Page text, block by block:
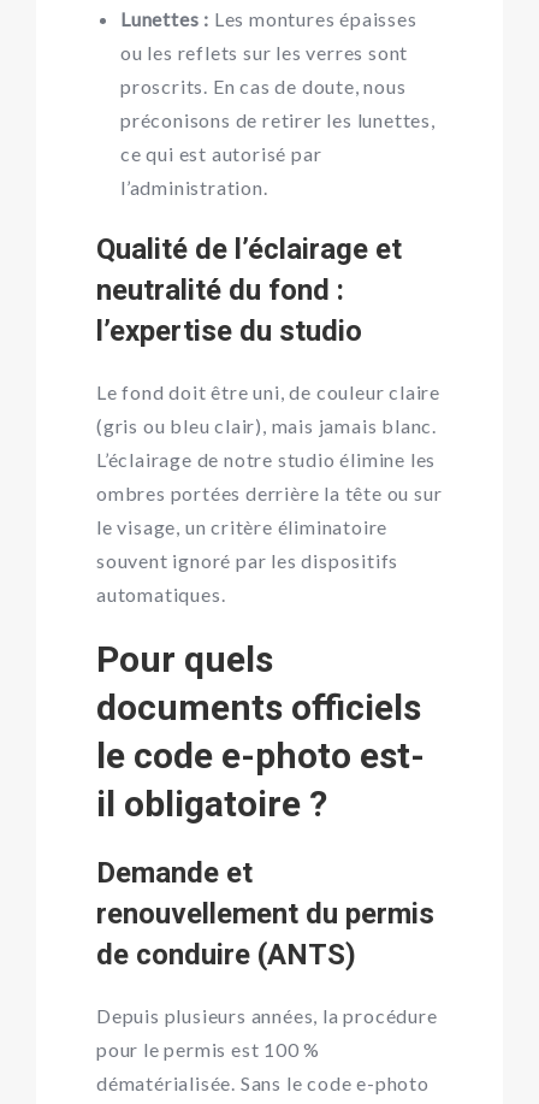
Lunettes : Les montures épaisses
ou les reflets sur les verres sont
proscrits. En cas de doute, nous
préconisons de retirer les lunettes,
ce qui est autorisé par
l’administration.
Qualité de l’éclairage et
neutralité du fond :
l’expertise du studio
Le fond doit être uni, de couleur claire
(gris ou bleu clair), mais jamais blanc.
L’éclairage de notre studio élimine les
ombres portées derrière la tête ou sur
le visage, un critère éliminatoire
souvent ignoré par les dispositifs
automatiques.
Pour quels
documents officiels
le code e-photo est-
il obligatoire ?
Demande et
renouvellement du permis
de conduire (ANTS)
Depuis plusieurs années, la procédure
pour le permis est 100 %
dématérialisée. Sans le code e-photo